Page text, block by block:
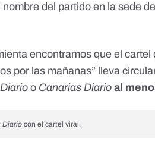
nombre del partido en la sede
encontramos que el cartel
por las mañanas” lleva
o Canarias Diario al
Diario con el cartel viral.